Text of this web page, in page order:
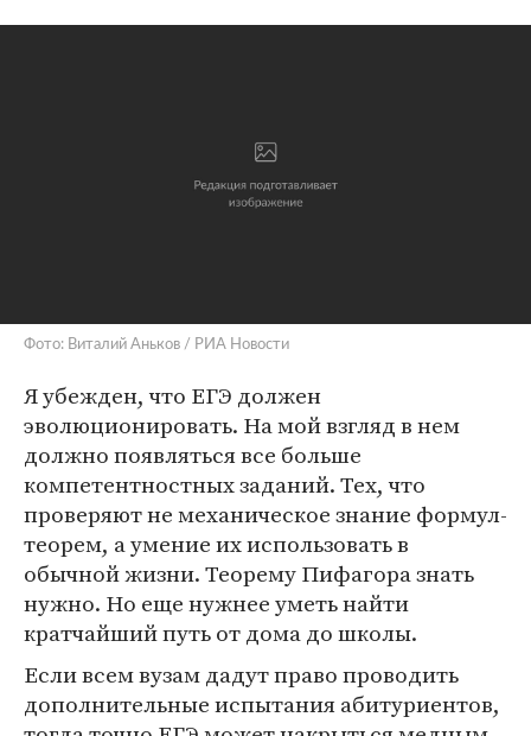
Фото: Виталий Аньков / РИА Новости
Я убежден, что ЕГЭ должен
эволюционировать. На мой взгляд в нем
должно появляться все больше
компетентностных заданий. Тех, что
проверяют не механическое знание формул-
теорем, а умение их использовать в
обычной жизни. Теорему Пифагора знать
нужно. Но еще нужнее уметь найти
кратчайший путь от дома до школы.
Если всем вузам дадут право проводить
дополнительные испытания абитуриентов,